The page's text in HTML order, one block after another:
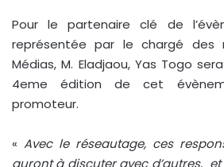
Pour le partenaire clé de
représentée par le chargé des
Médias, M. Eladjaou, Yas Togo
4eme édition de cet
promoteur.
« Avec le réseautage, ces
auront à discuter avec d’autres,